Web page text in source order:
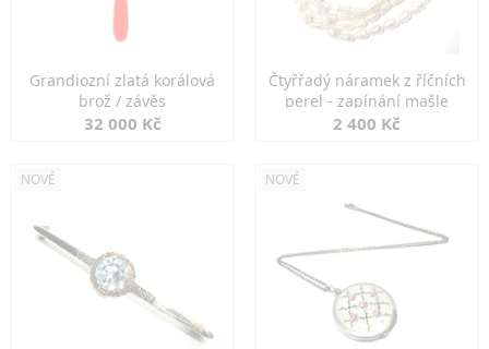
Grandiozní zlatá korálová
brož / závěs
32 000 Kč
Čtyřřadý náramek z říčních
perel - zapínání mašle
2 400 Kč
NOVÉ NOVÉ